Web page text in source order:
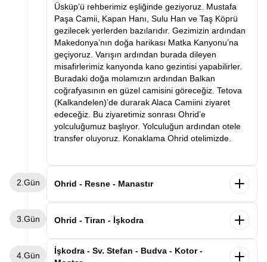
Üsküp’ü rehberimiz eşliğinde geziyoruz. Mustafa
Paşa Camii, Kapan Hanı, Sulu Han ve Taş Köprü
gezilecek yerlerden bazılarıdır. Gezimizin ardından
Makedonya’nın doğa harikası Matka Kanyonu’na
geçiyoruz. Varışın ardından burada dileyen
misafirlerimiz kanyonda kano gezintisi yapabilirler.
Buradaki doğa molamızın ardından Balkan
coğrafyasının en güzel camisini göreceğiz. Tetova
(Kalkandelen)’de durarak Alaca Camiini ziyaret
edeceğiz. Bu ziyaretimiz sonrası Ohrid’e
yolculuğumuz başlıyor. Yolculuğun ardından otele
transfer oluyoruz. Konaklama Ohrid otelimizde.
2.Gün Ohrid - Resne - Manastır
durağımız olan Resne’ye vardıktan sonra
edeceğiz. Ardından Manastır şehrine geçeceğiz.
3.Gün Ohrid - Tiran - İşkodra
Sabah kahvaltının ardından otelimizden ayrılarak
Arnavutluk’un başkenti Tiran’a hareket ediyoruz.
4.Gün
İşkodra - Sv. Stefan - Budva - Kotor -